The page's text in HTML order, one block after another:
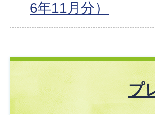
6年11月分）
プ